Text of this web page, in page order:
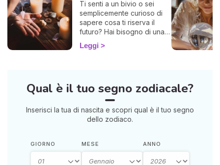
Ti senti a un bivio o sei
semplicemente curioso di
sapere cosa ti riserva il
futuro? Hai bisogno di una
risposta chiara? Allora sei
nel posto giusto! Ti invito a
risposte affermative o
negative. Che tu sia alle
prime armi o già un devoto,
potrebbe illuminarti in modo
Leggi
Qual è il tuo segno zodiacale?
Inserisci la tua di nascita e scopri qual è il tuo segno
dello zodiaco.
GIORNO MESE ANNO